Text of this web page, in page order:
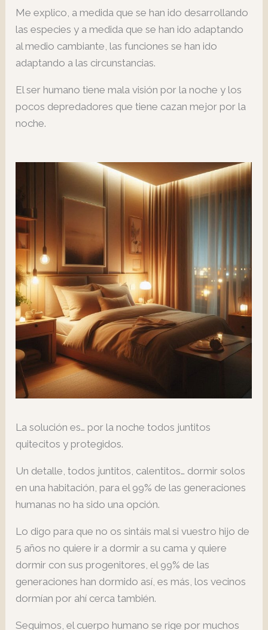
Me explico, a medida que se han ido desarrollando
las especies y a medida que se han ido adaptando
al medio cambiante, las funciones se han ido
adaptando a las circunstancias.
El ser humano tiene mala visión por la noche y los
pocos depredadores que tiene cazan mejor por la
noche.
La solución es… por la noche todos juntitos
quitecitos y protegidos.
Un detalle, todos juntitos, calentitos… dormir solos
en una habitación, para el 99% de las generaciones
humanas no ha sido una opción.
Lo digo para que no os sintáis mal si vuestro hijo de
5 años no quiere ir a dormir a su cama y quiere
dormir con sus progenitores, el 99% de las
generaciones han dormido así, es más, los vecinos
dormían por ahí cerca también.
Seguimos, el cuerpo humano se rige por muchos